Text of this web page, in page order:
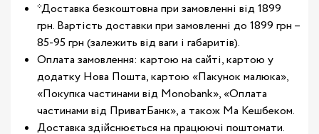
*Доставка безкоштовна при замовленні від 1899
грн. Вартість доставки при замовленні до 1899 грн –
85-95 грн (залежить від ваги і габаритів).
Оплата замовлення: картою на сайті, картою у
додатку Нова Пошта, картою «Пакунок малюка»,
«Покупка частинами від Monobank», «Оплата
частинами від ПриватБанк», а також Ма Кешбеком.
Доставка здійснюється на працюючі поштомати.